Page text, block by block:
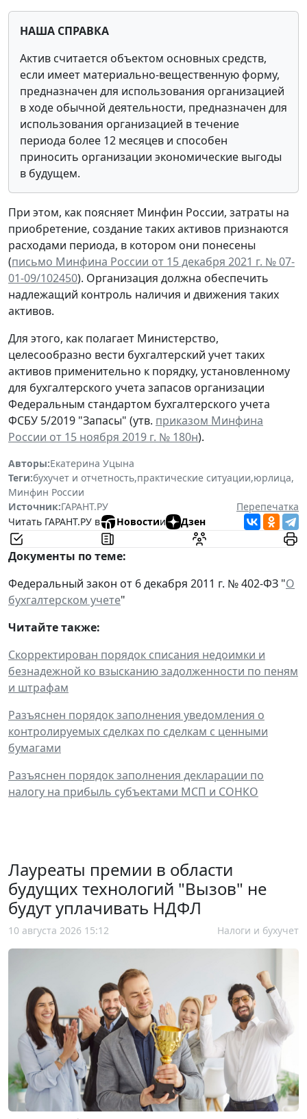
НАША СПРАВКА
Актив считается объектом основных средств,
если имеет материально-вещественную форму,
предназначен для использования организацией
в ходе обычной деятельности, предназначен для
использования организацией в течение
периода более 12 месяцев и способен
приносить организации экономические выгоды
в будущем.
При этом, как поясняет Минфин России, затраты на
приобретение, создание таких активов признаются
расходами периода, в котором они понесены
(письмо Минфина России от 15 декабря 2021 г. № 07-
01-09/102450). Организация должна обеспечить
надлежащий контроль наличия и движения таких
активов.
Для этого, как полагает Министерство,
целесообразно вести бухгалтерский учет таких
активов применительно к порядку, установленному
для бухгалтерского учета запасов организации
Федеральным стандартом бухгалтерского учета
ФСБУ 5/2019 "Запасы" (утв. приказом Минфина
России от 15 ноября 2019 г. № 180н).
Авторы:Екатерина Уцына
Теги:бухучет и отчетность,практические ситуации,юрлица,
Минфин России
Источник:ГАРАНТ.РУ
Перепечатка
Читать ГАРАНТ.РУ в
Новостии Дзен
Документы по теме:
Федеральный закон от 6 декабря 2011 г. № 402-ФЗ "О
бухгалтерском учете"
Читайте также:
Скорректирован порядок списания недоимки и
безнадежной ко взысканию задолженности по пеням
и штрафам
Разъяснен порядок заполнения уведомления о
контролируемых сделках по сделкам с ценными
бумагами
Разъяснен порядок заполнения декларации по
налогу на прибыль субъектами МСП и СОНКО
Лауреаты премии в области
будущих технологий "Вызов" не
будут уплачивать НДФЛ
10 августа 2026 15:12 Налоги и бухучет